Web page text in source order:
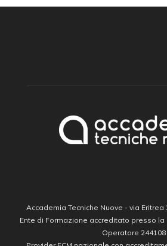
Accademia Tecniche Nuove - via Eritrea
Ente di Formazione accreditato presso la
Operatore 244108